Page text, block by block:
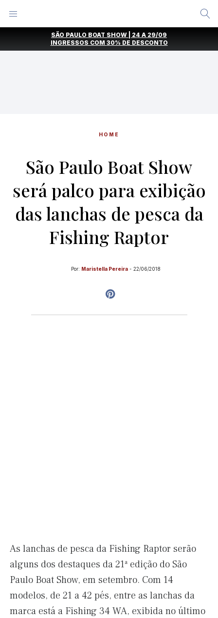
SÃO PAULO BOAT SHOW | 24 A 29/09
INGRESSOS COM 30% DE DESCONTO
HOME
São Paulo Boat Show
será palco para exibição
das lanchas de pesca da
Fishing Raptor
Por: Maristella Pereira - 22/06/2018
As lanchas de pesca da Fishing Raptor serão
alguns dos destaques da 21ª edição do São
Paulo Boat Show, em setembro. Com 14
modelos, de 21 a 42 pés, entre as lanchas da
marca está a Fishing 34 WA, exibida no último